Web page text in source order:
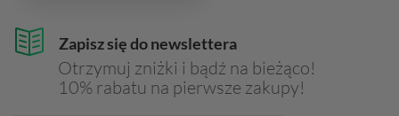
Zapisz się do newslettera
Otrzymuj zniżki i bądź na bieżąco!
10% rabatu na pierwsze zakupy!